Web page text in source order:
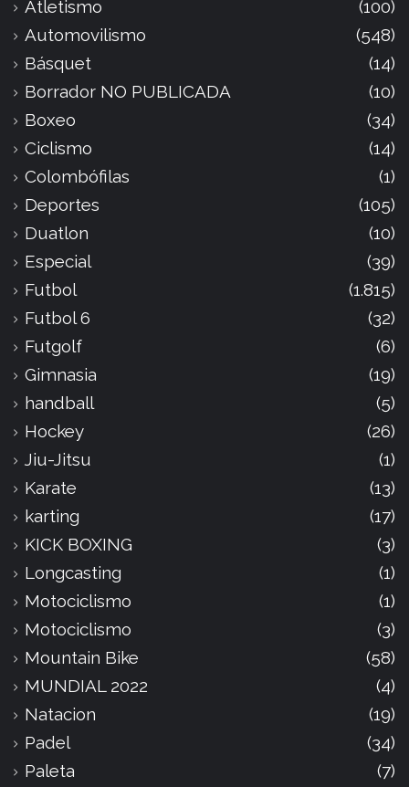
Atletismo
(100)
Automovilismo
(548)
Básquet
(14)
Borrador NO PUBLICADA
(10)
Boxeo
(34)
Ciclismo
(14)
Colombófilas
(1)
Deportes
(105)
Duatlon
(10)
Especial
(39)
Futbol
(1.815)
Futbol 6
(32)
Futgolf
(6)
Gimnasia
(19)
handball
(5)
Hockey
(26)
Jiu-Jitsu
(1)
Karate
(13)
karting
(17)
KICK BOXING
(3)
Longcasting
(1)
Motociclismo
(1)
Motociclismo
(3)
Mountain Bike
(58)
MUNDIAL 2022
(4)
Natacion
(19)
Padel
(34)
Paleta
(7)